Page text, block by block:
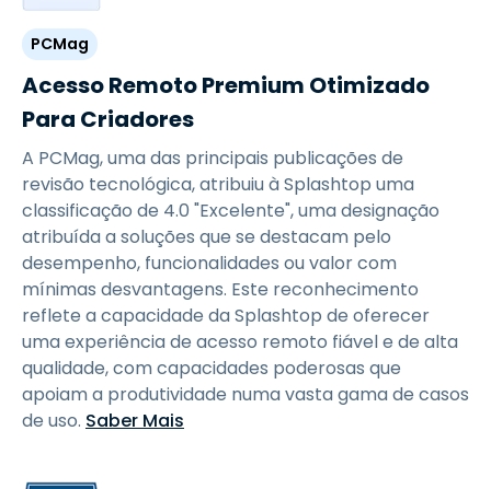
PCMag
Acesso Remoto Premium Otimizado
Para Criadores
A PCMag, uma das principais publicações de
revisão tecnológica, atribuiu à Splashtop uma
classificação de 4.0 "Excelente", uma designação
atribuída a soluções que se destacam pelo
desempenho, funcionalidades ou valor com
mínimas desvantagens. Este reconhecimento
reflete a capacidade da Splashtop de oferecer
uma experiência de acesso remoto fiável e de alta
qualidade, com capacidades poderosas que
apoiam a produtividade numa vasta gama de casos
de uso. Saber Mais